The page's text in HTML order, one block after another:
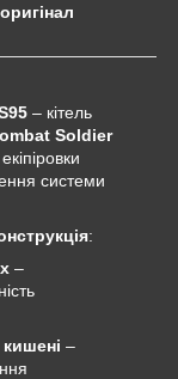
– кітель
Soldier
системи
:
–
–